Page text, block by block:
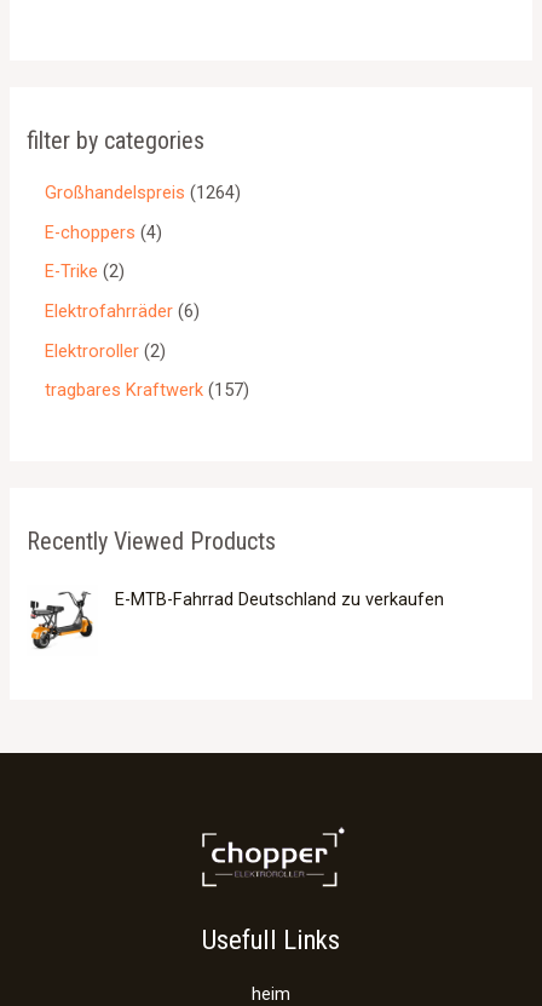
filter by categories
Großhandelspreis
1264
E-choppers 4
E-Trike 2
Elektrofahrräder 6
Elektroroller 2
tragbares Kraftwerk 157
Recently Viewed Products
E-MTB-Fahrrad Deutschland zu verkaufen
Usefull Links
heim